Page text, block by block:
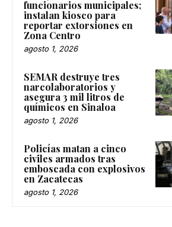
funcionarios municipales;
instalan kiosco para
reportar extorsiones en
Zona Centro
agosto 1, 2026
SEMAR destruye tres
narcolaboratorios y
asegura 3 mil litros de
químicos en Sinaloa
agosto 1, 2026
Policías matan a cinco
civiles armados tras
emboscada con explosivos
en Zacatecas
agosto 1, 2026